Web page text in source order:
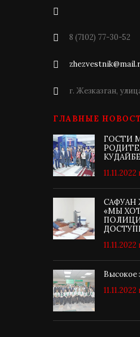
8 (7102) 77-30-52
г. Жезказган,
ГЛАВНЫЕ
ГОСТИ
11.11.2022
«МЫ
11.11.2022
Высокое
11.11.2022